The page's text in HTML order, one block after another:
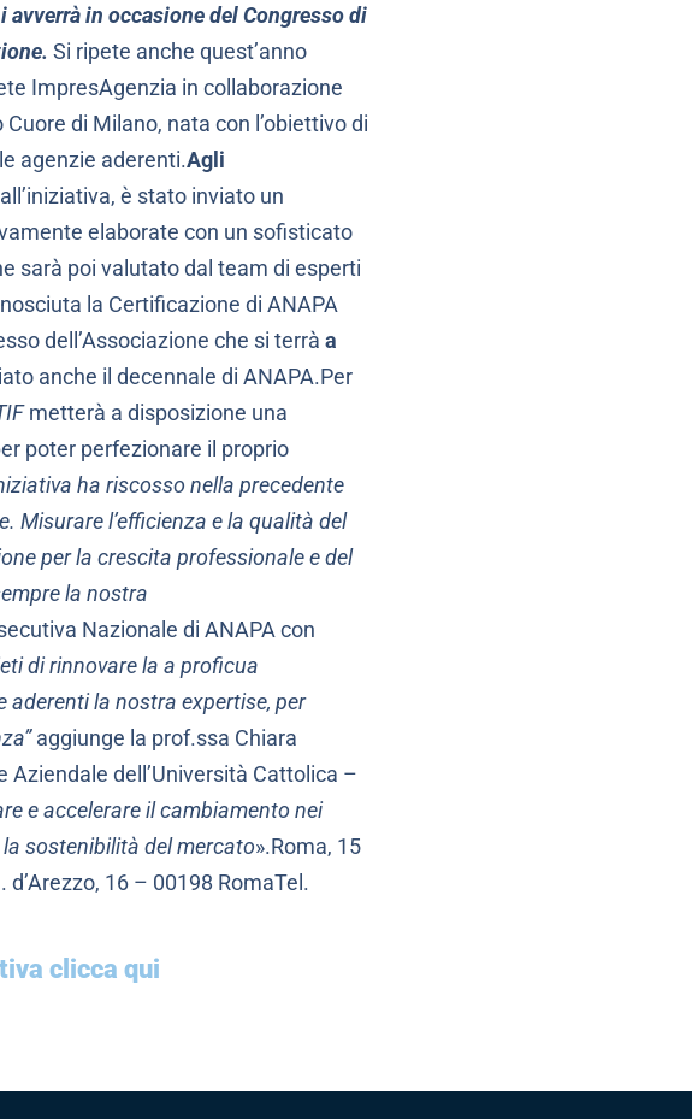
in occasione del Congresso di
Si ripete anche quest’anno
ImpresAgenzia in collaborazione
di Milano, nata con l’obiettivo di
agenzie aderenti.Agli
è stato inviato un
elaborate con un sofisticato
sarà poi valutato dal team di esperti
la Certificazione di ANAPA
dell’Associazione che si terrà a
anche il decennale di ANAPA.Per
metterà a disposizione una
poter perfezionare il proprio
ha riscosso nella precedente
Misurare l’efficienza e la qualità del
per la crescita professionale e del
la nostra
Nazionale di ANAPA con
di rinnovare la a proficua
la nostra expertise, per
aggiunge la prof.ssa Chiara
dell’Università Cattolica –
e accelerare il cambiamento nei
sostenibilità del mercato».Roma, 15
d’Arezzo, 16 – 00198 RomaTel.
clicca qui